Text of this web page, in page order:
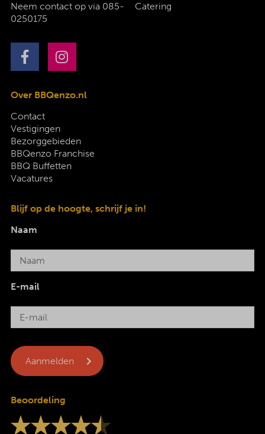
Neem contact op via 085-
0250175
Catering
Over BBQenzo.nl
Contact
Vestigingen
Bezorggebieden
BBQenzo Franchise
BBQ Buffetten
Vacatures
Blijf op de hoogte, schrijf je in!
Naam
E-mail
Beoordeling